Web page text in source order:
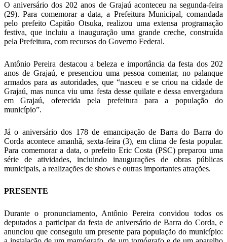
O aniversário dos 202 anos de Grajaú aconteceu na segunda-feira
(29). Para comemorar a data, a Prefeitura Municipal, comandada
pelo prefeito Capitão Otsuka, realizou uma extensa programação
festiva, que incluiu a inauguração uma grande creche, construída
pela Prefeitura, com recursos do Governo Federal.
Antônio Pereira destacou a beleza e importância da festa dos 202
anos de Grajaú, e presenciou uma pessoa comentar, no palanque
armados para as autoridades, que “nasceu e se criou na cidade de
Grajaú, mas nunca viu uma festa desse quilate e dessa envergadura
em Grajaú, oferecida pela prefeitura para a população do
município”.
Já o aniversário dos 178 de emancipação de Barra do Barra do
Corda acontece amanhã, sexta-feira (3), em clima de festa popular.
Para comemorar a data, o prefeito Eric Costa (PSC) preparou uma
série de atividades, incluindo inaugurações de obras públicas
municipais, a realizações de shows e outras importantes atrações.
PRESENTE
Durante o pronunciamento, Antônio Pereira convidou todos os
deputados a participar da festa de aniversário de Barra do Corda, e
anunciou que conseguiu um presente para população do município: